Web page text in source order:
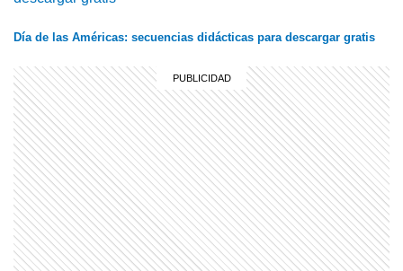
Día de las Américas: secuencias didácticas para descargar gratis